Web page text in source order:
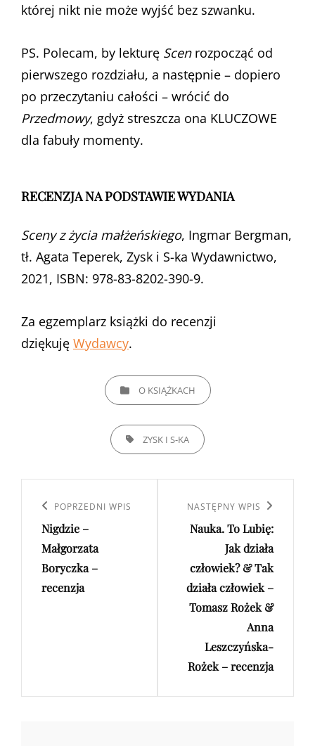
której nikt nie może wyjść bez szwanku.
PS. Polecam, by lekturę Scen rozpocząć od
pierwszego rozdziału, a następnie – dopiero
po przeczytaniu całości – wrócić do
Przedmowy, gdyż streszcza ona KLUCZOWE
dla fabuły momenty.
RECENZJA NA PODSTAWIE WYDANIA
Sceny z życia małżeńskiego, Ingmar Bergman,
tł. Agata Teperek, Zysk i S-ka Wydawnictwo,
2021, ISBN: 978-83-8202-390-9.
Za egzemplarz książki do recenzji
dziękuję Wydawcy.
CATEGORIESO KSIĄŻKACH
TAGS, ZYSK I S-KA
wpisu
Poprzedni
wpis
POPRZEDNI WPIS
Nigdzie –
Małgorzata
Boryczka –
recenzja
Następny
wpis
NASTĘPNY WPIS
Nauka. To Lubię:
Jak działa
człowiek? & Tak
działa człowiek –
Tomasz Rożek &
Anna
Leszczyńska-
Rożek – recenzja